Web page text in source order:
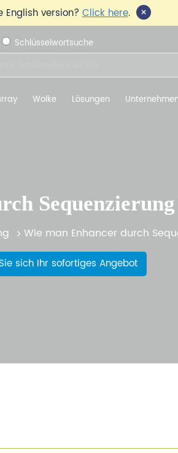
English version?Click here. ×
Schlüsselwortsuche
Wolke Lösungen Unternehmen
Wie man Enhancer durch
sich Ihr sofortiges Angebot